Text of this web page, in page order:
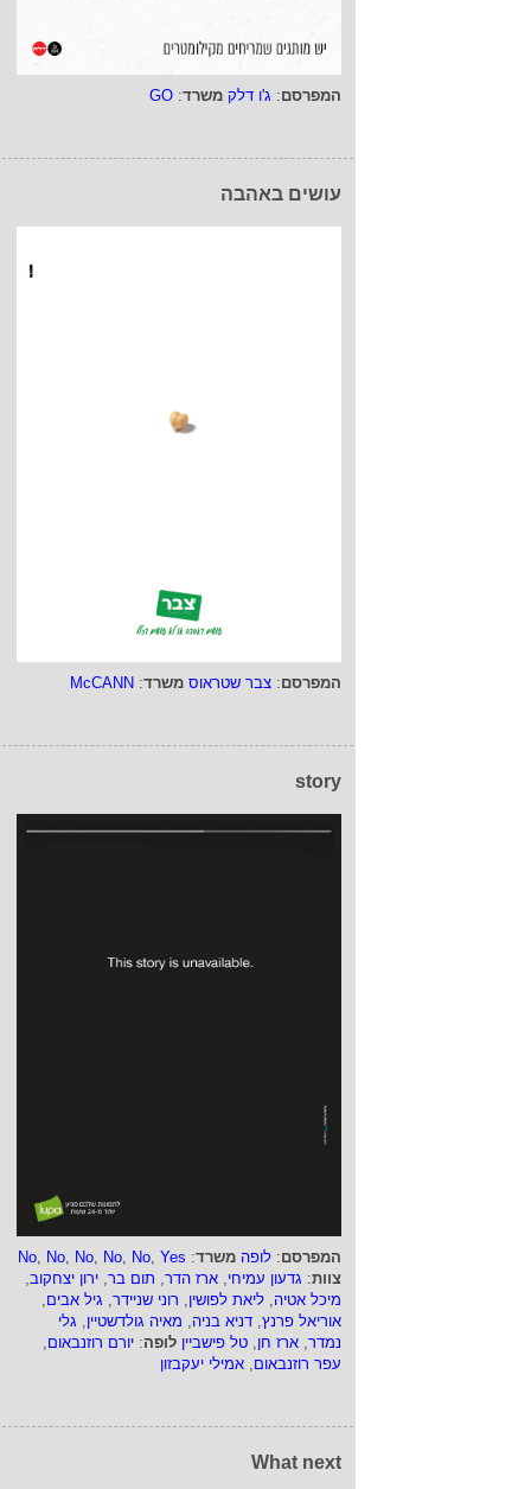
המפרסם: ג'ו דלק משרד:
GO
עושים באהבה
המפרסם: צבר שטראוס משרד:
McCANN
story
המפרסם: לופה משרד:
No, No, No, No, No, Yes
צוות: גדעון עמיחי, ארז הדר, תום בר, ירון יצחקוב,
מיכל אטיה, ליאת לפושין, רוני שניידר, גיל אבים,
אוריאל פרנץ, דניא בניה, מאיה גולדשטיין, גלי
נמדר, ארז חן, טל פישביין לופה: יורם רוזנבאום,
עפר רוזנבאום, אמילי יעקבזון
What next